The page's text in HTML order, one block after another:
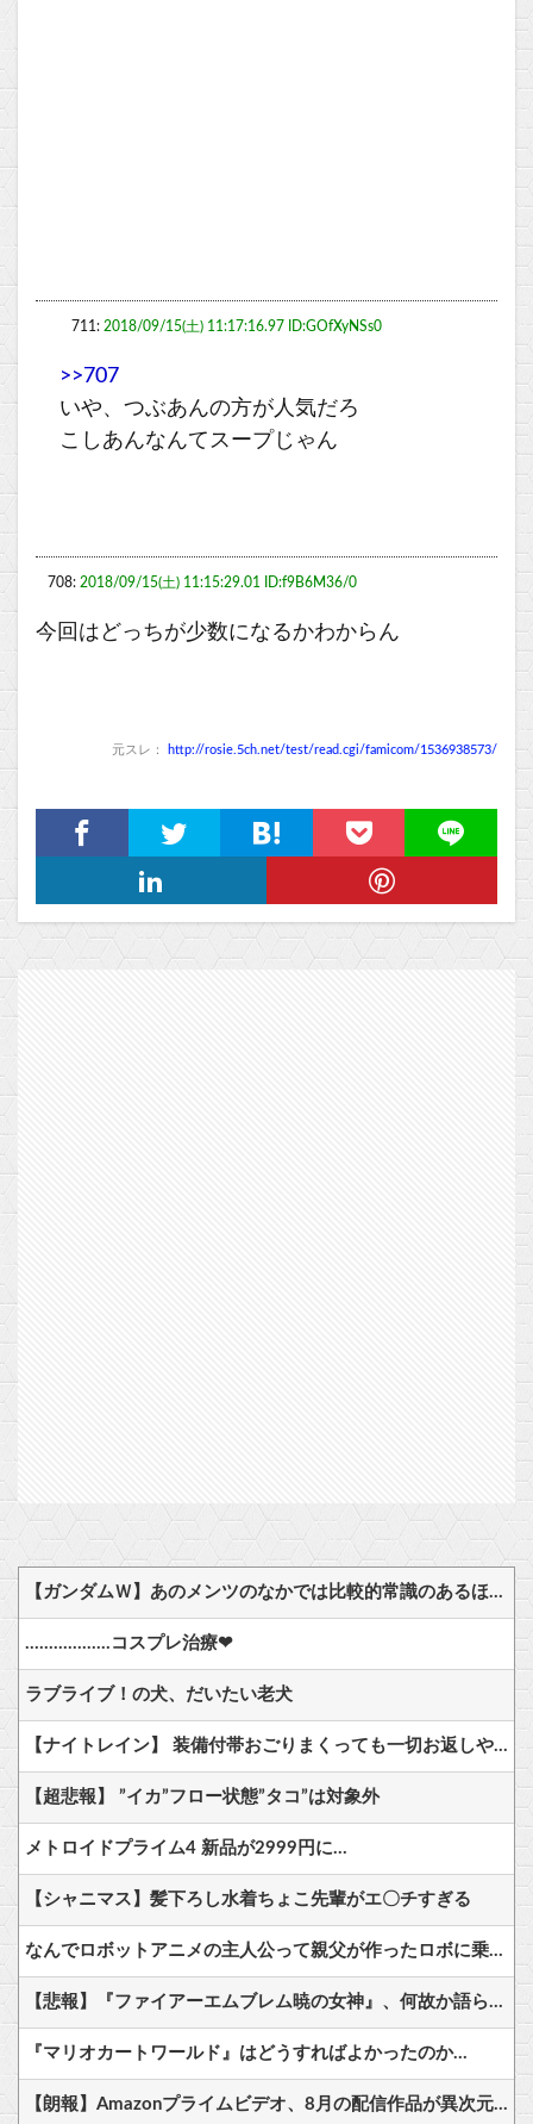
711: 2018/09/15(土) 11:17:16.97 ID:GOfXyNSs0
>>707
いや、つぶあんの方が人気だろ
こしあんなんてスープじゃん
708: 2018/09/15(土) 11:15:29.01 ID:f9B6M36/0
今回はどっちが少数になるかわからん
元スレ： http://rosie.5ch.net/test/read.cgi/famicom/1536938573/
【ガンダムＷ】あのメンツのなかでは比較的常識のあるほうなのがデュオだよね
………………コスプレ治療❤
ラブライブ！の犬、だいたい老犬
【ナイトレイン】 装備付帯おごりまくっても一切お返しや協力する気がないプレイヤーいるけど…
【超悲報】 ”イカ”フロー状態”タコ”は対象外
メトロイドプライム4 新品が2999円に…
【シャニマス】髪下ろし水着ちょこ先輩がエ〇チすぎる
なんでロボットアニメの主人公って親父が作ったロボに乗ることが多いの？他
【悲報】『ファイアーエムブレム暁の女神』、何故か語られない
『マリオカートワールド』はどうすればよかったのか…
【朗報】Amazonプライムビデオ、8月の配信作品が異次元の凄さ！体感気温50度越えへ